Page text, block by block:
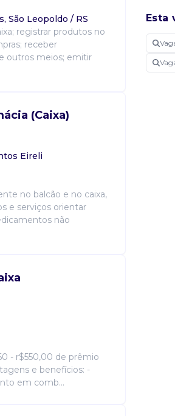
São Leopoldo / RS
registrar produtos no
receber
outros meios; emitir
(Caixa)
Eireli
no balcão e no caixa,
e serviços orientar
não
- r$550,00 de prêmio
e benefícios: -
em comb...
Esta